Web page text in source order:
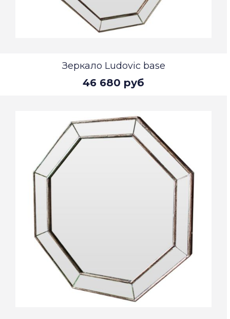
Зеркало Ludovic base
46 680 руб